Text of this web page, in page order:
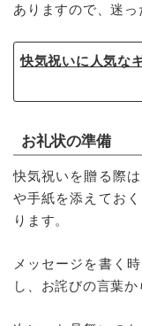
ありますので、迷っ
快気祝いに人気な
お礼状の準備
快気祝いを贈る際
や手紙を添えてお
ります。
メッセージを書く
し、お詫びの言葉か